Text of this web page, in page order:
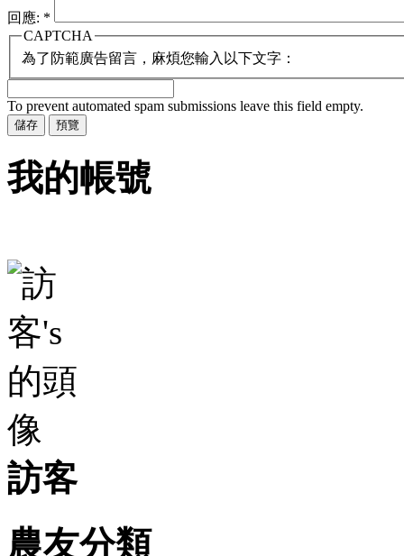
回應: *
CAPTCHA
為了防範廣告留言，麻煩您輸入以下文字：
To prevent automated spam submissions leave this field empty.
我的帳號
訪客
農友分類